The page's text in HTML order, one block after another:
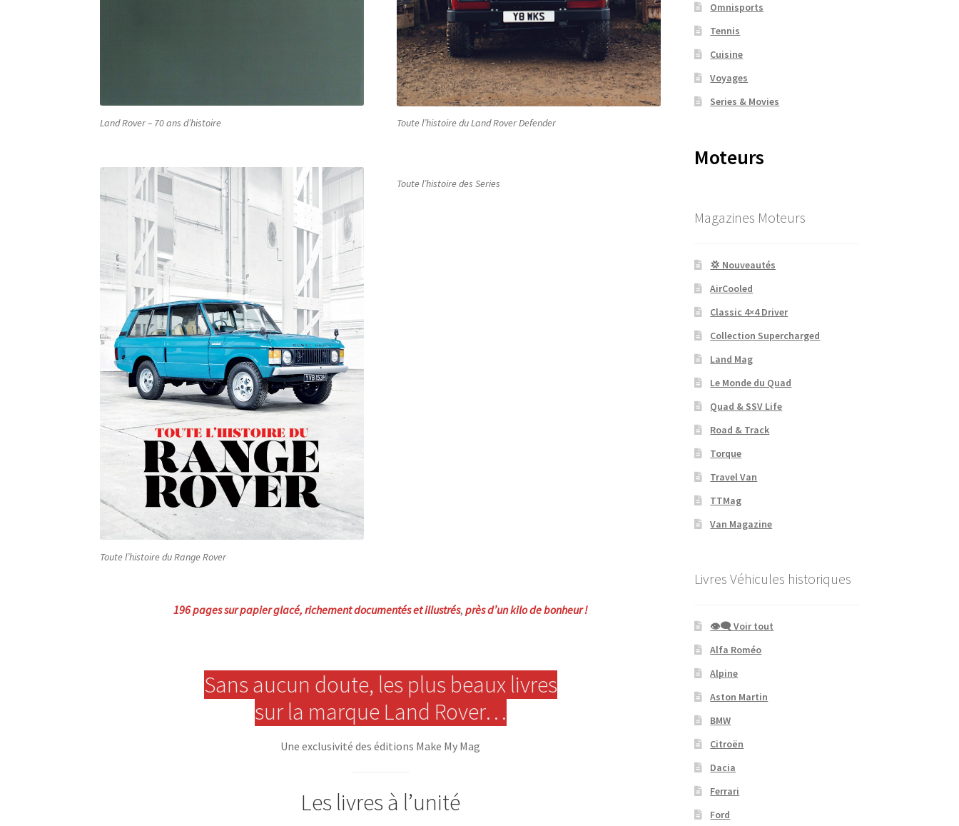
Land Rover – 70 ans d’histoire Toute l’histoire du Land Rover Defender
Toute l’histoire du Range Rover
Toute l’histoire des Series
196 pages sur papier glacé, richement documentés et illustrés, près d’un kilo de bonheur !
Sans aucun doute, les plus beaux livres
sur la marque Land Rover…
Une exclusivité des éditions Make My Mag
Les livres à l’unité
Omnisports
Tennis
Cuisine
Voyages
Series & Movies
Moteurs
Magazines Moteurs
💢 Nouveautés
AirCooled
Classic 4×4 Driver
Collection Supercharged
Land Mag
Le Monde du Quad
Quad & SSV Life
Road & Track
Torque
Travel Van
TTMag
Van Magazine
Livres Véhicules historiques
👁‍🗨 Voir tout
Alfa Roméo
Alpine
Aston Martin
BMW
Citroën
Dacia
Ferrari
Ford